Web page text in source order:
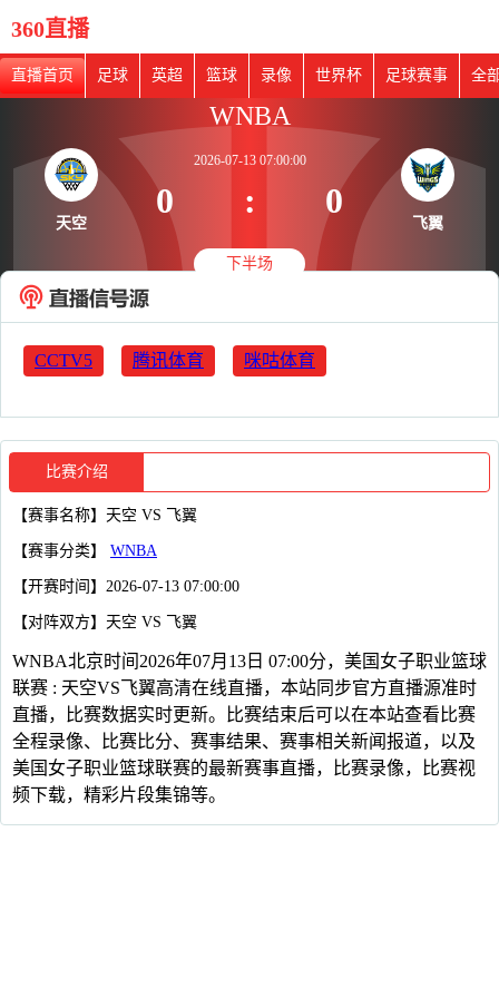
360直播
直播首页 足球 英超 篮球 录像 世界杯 足球赛事 全
天空
WNBA
2026-07-13 07:00:00
0 : 0
下半场
飞翼
CCTV5 腾讯体育 咪咕体育
比赛介绍
【赛事名称】天空 VS 飞翼
【赛事分类】 WNBA
【开赛时间】2026-07-13 07:00:00
【对阵双方】天空 VS 飞翼
WNBA北京时间2026年07月13日 07:00分，美国女子职业篮球
联赛 : 天空VS飞翼高清在线直播，本站同步官方直播源准时
直播，比赛数据实时更新。比赛结束后可以在本站查看比赛
全程录像、比赛比分、赛事结果、赛事相关新闻报道，以及
美国女子职业篮球联赛的最新赛事直播，比赛录像，比赛视
频下载，精彩片段集锦等。